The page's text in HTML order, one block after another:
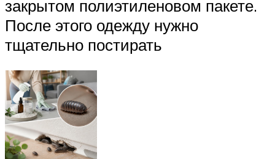
закрытом полиэтиленовом пакете.
После этого одежду нужно
тщательно постирать